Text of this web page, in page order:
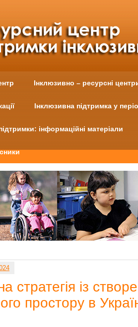
Інклюзивно – ресурсні
Інклюзивна підтримка у
інформаційні матеріали
стратегія із
простору в